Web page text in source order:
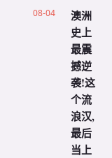
08-04
澳洲
史上
最震
撼逆
袭!这
个流
浪汉,
最后
当上